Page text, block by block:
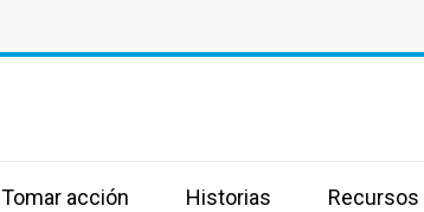
Tomar acción Historias Recursos